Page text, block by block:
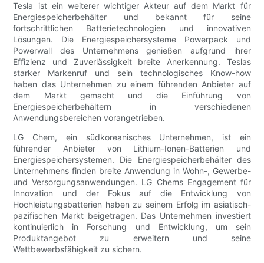
Tesla ist ein weiterer wichtiger Akteur auf dem Markt für
Energiespeicherbehälter und bekannt für seine
fortschrittlichen Batterietechnologien und innovativen
Lösungen. Die Energiespeichersysteme Powerpack und
Powerwall des Unternehmens genießen aufgrund ihrer
Effizienz und Zuverlässigkeit breite Anerkennung. Teslas
starker Markenruf und sein technologisches Know-how
haben das Unternehmen zu einem führenden Anbieter auf
dem Markt gemacht und die Einführung von
Energiespeicherbehältern in verschiedenen
Anwendungsbereichen vorangetrieben.
LG Chem, ein südkoreanisches Unternehmen, ist ein
führender Anbieter von Lithium-Ionen-Batterien und
Energiespeichersystemen. Die Energiespeicherbehälter des
Unternehmens finden breite Anwendung in Wohn-, Gewerbe-
und Versorgungsanwendungen. LG Chems Engagement für
Innovation und der Fokus auf die Entwicklung von
Hochleistungsbatterien haben zu seinem Erfolg im asiatisch-
pazifischen Markt beigetragen. Das Unternehmen investiert
kontinuierlich in Forschung und Entwicklung, um sein
Produktangebot zu erweitern und seine
Wettbewerbsfähigkeit zu sichern.